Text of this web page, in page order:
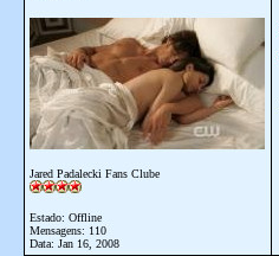
Jared Padalecki Fans Clube
Estado: Offline
Mensagens: 110
Data: Jan 16, 2008